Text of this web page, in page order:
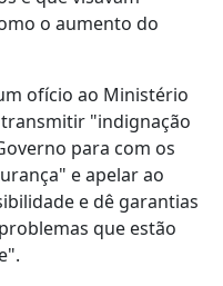
o aumento do
ofício ao Ministério
"indignação
para com os
e apelar ao
e dê garantias
que estão